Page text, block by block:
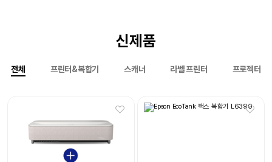
신제품
전체 프린터&복합기 스캐너 라벨 프린터 프로젝터
Epson EcoTank 팩스 복합기
엡손케어 1년 포함 패키지 상품